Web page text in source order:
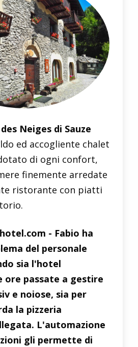
Neiges di Sauze
ed accogliente chalet
di ogni confort,
finemente arredate
ristorante con piatti
- Fabio ha
del personale
sia l'hotel
ore passate a gestire
e noiose, sia per
la pizzeria
L'automazione
gli permette di